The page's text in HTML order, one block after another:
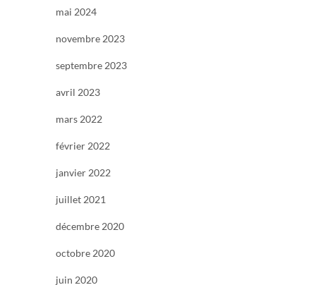
mai 2024
novembre 2023
septembre 2023
avril 2023
mars 2022
février 2022
janvier 2022
juillet 2021
décembre 2020
octobre 2020
juin 2020